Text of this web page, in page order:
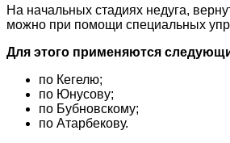
На начальных стадиях недуга,
можно при помощи специальных
Для этого применяются
по Кегелю;
по Юнусову;
по Бубновскому;
по Атарбекову.